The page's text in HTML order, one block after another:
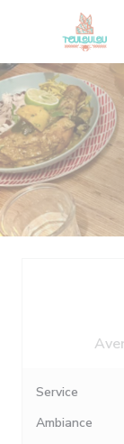
Personalizing your
Service
Ambiance